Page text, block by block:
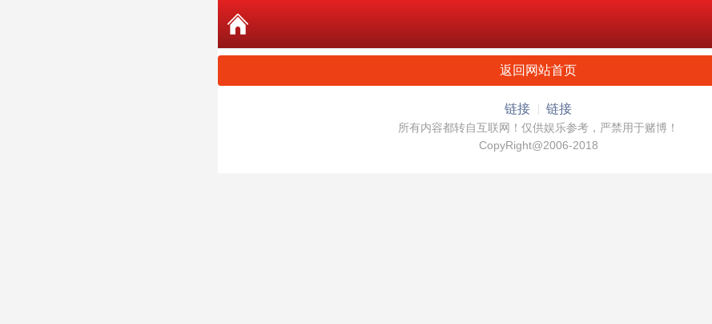
返回网站首页
链接 链接
所有内容都转自互联网！仅供娱乐参考，严禁用于赌博！
CopyRight@2006-2018